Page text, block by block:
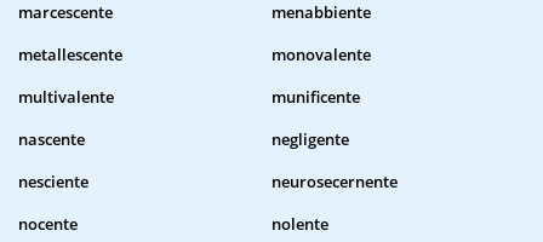
marcescente
menabbiente
metallescente
monovalente
multivalente
munificente
nascente
negligente
nesciente
neurosecernente
nocente
nolente